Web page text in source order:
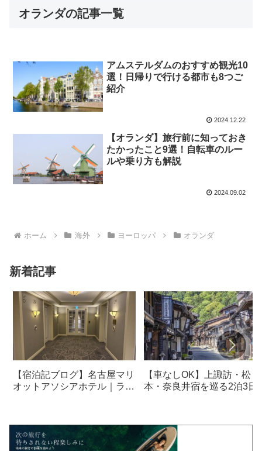
オランダの記事一覧
アムステルダムのおすすめ観光10
選！日帰りで行ける都市も8つご
紹介
2024.12.22
【オランダ】旅行前に知っておき
たかったこと9選！自転車のルー
ルや乗り方も解説
2024.09.02
ホーム 海外 ヨーロッパ オランダ
新着記事
【宿泊記ブログ】名古屋マリ
オットアソシアホテル｜ラウ
【車なしOK】上諏訪・松
本・奈良井宿を巡る2泊3日